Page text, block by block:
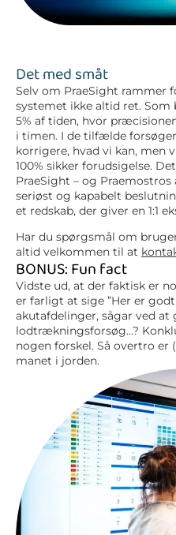
Det med småt
Selv om PraeSight rammer
systemet ikke altid ret.
5% af tiden, hvor
i timen. I de tilfælde
korrigere, hvad vi kan, men
100% sikker forudsigelse.
PraeSight – og
seriøst og kapabelt
et redskab, der giver en 1:1
Har du spørgsmål om
altid velkommen til at
BONUS: Fun fact
Vidste ud, at der faktisk er
er farligt at sige ”Her er
akutafdelinger, sågar ved
lodtrækningsforsøg…?
nogen forskel. Så overtro
manet i jorden.